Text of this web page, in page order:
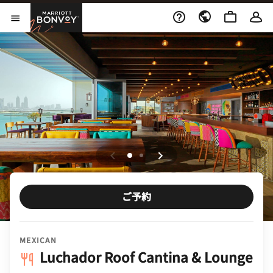
Skip to Content
メニューを開く
Marriott Bonvoy
MEXICAN
Luchador Roof Cantina & Lounge
ご予約